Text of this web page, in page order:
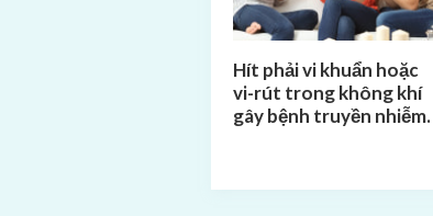
Hít phải vi khuẩn hoặc
vi-rút trong không khí
gây bệnh truyền nhiễm.